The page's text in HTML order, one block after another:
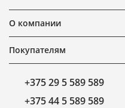
О компании
Покупателям
+375 29 5 589 589
+375 44 5 589 589